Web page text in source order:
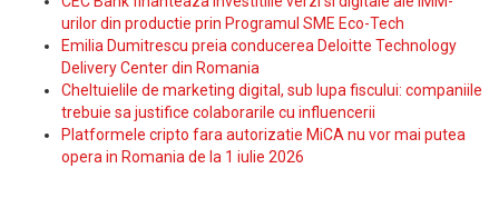
urilor din productie prin Programul SME Eco-Tech
Emilia Dumitrescu preia conducerea Deloitte Technology
Delivery Center din Romania
Cheltuielile de marketing digital, sub lupa fiscului: companiile
trebuie sa justifice colaborarile cu influencerii
Platformele cripto fara autorizatie MiCA nu vor mai putea
opera in Romania de la 1 iulie 2026